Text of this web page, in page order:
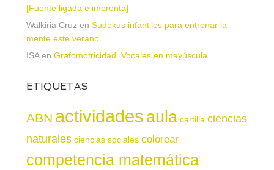
[Fuente ligada e imprenta]
Walkiria Cruz en Sudokus infantiles para entrenar la
mente este verano
ISAen Grafomotricidad. Vocales en mayúscula
ETIQUETAS
ABN actividadesaula cartilla ciencias
naturales ciencias sociales colorear
competencia matemática